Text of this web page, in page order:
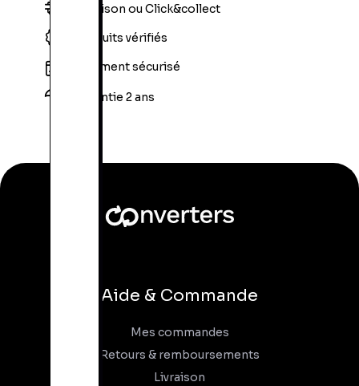
Livraison ou Click&collect
Produits vérifiés
Paiement sécurisé
Garantie 2 ans
Aide & Commande
Mes commandes
Retours & remboursements
Livraison